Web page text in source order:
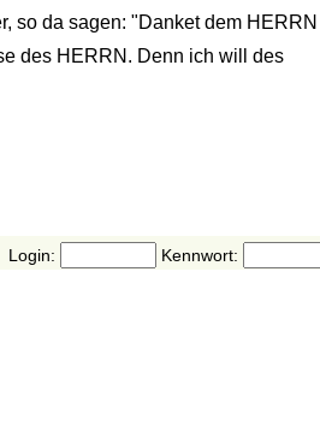
so da sagen: "Danket dem HERRN
des HERRN. Denn ich will des
Login: Kennwort: